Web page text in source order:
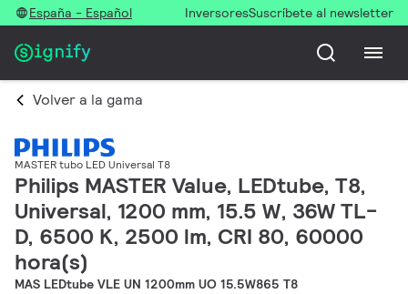
España - Español InversoresSuscríbete al newsletter
Volver a la gama
MASTER tubo LED Universal T8
Philips MASTER Value, LEDtube, T8,
Universal, 1200 mm, 15.5 W, 36W TL-
D, 6500 K, 2500 lm, CRI 80, 60000
hora(s)
MAS LEDtube VLE UN 1200mm UO 15.5W865 T8